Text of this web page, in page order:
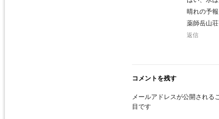
晴れの予
薬師岳山
返信
コメントを残す
メールアドレスが公開される
目です